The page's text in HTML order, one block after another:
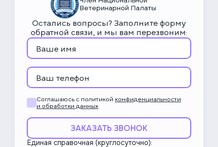
Овариогистерэктомия
(стерилизация) собаки 40+ кг
27 750 ₽
Без учета стоимости сопроводительных
услуг. Цена со скидкой 25% при покупке
комплекса
Ветеринарной Палаты
Остались вопросы? Заполните форму
обратной связи, и мы вам перезвоним:
Соглашаюсь с политикой конфиденциальности
и обработки данных
ЗАКАЗАТЬ ЗВОНОК
Единая справочная (круглосуточно):